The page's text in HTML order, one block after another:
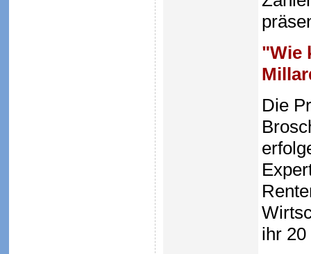
"Wie
Die
ihr